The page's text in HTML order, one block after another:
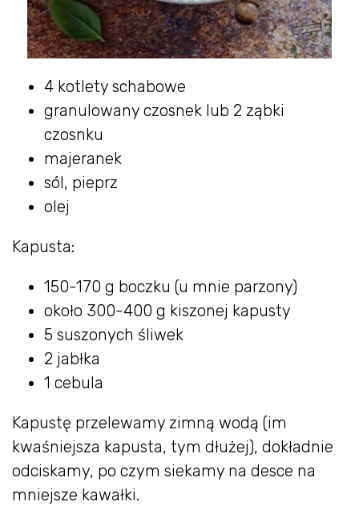
4 kotlety schabowe
granulowany czosnek lub 2 ząbki
czosnku
majeranek
sól, pieprz
olej
Kapusta:
150-170 g boczku (u mnie parzony)
około 300-400 g kiszonej kapusty
5 suszonych śliwek
2 jabłka
1 cebula
Kapustę przelewamy zimną wodą (im
kwaśniejsza kapusta, tym dłużej), dokładnie
odciskamy, po czym siekamy na desce na
mniejsze kawałki.